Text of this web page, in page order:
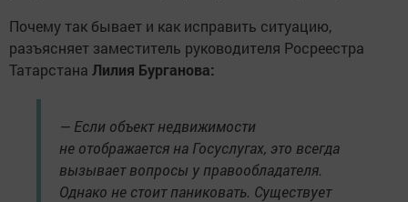
Почему так бывает и как исправить ситуацию,
разъясняет заместитель руководителя Росреестра
Татарстана Лилия Бурганова:
— Если объект недвижимости
не отображается на Госуслугах, это всегда
вызывает вопросы у правообладателя.
Однако не стоит паниковать. Существует